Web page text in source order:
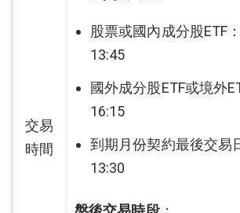
交易
時間
股票或國內成分股ETF
13:45
國外成分股ETF或境外
16:15
到期月份契約最後交易
13:30